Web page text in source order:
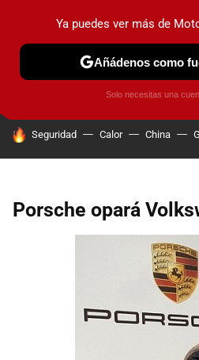
PRUEBAS COCHES
HOY SE HABLA DE
Seguridad Calor China
Porsche opará
Ya puedes ver más de
Añádenos como
Solo necesitas una